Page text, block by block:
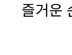
즐거운